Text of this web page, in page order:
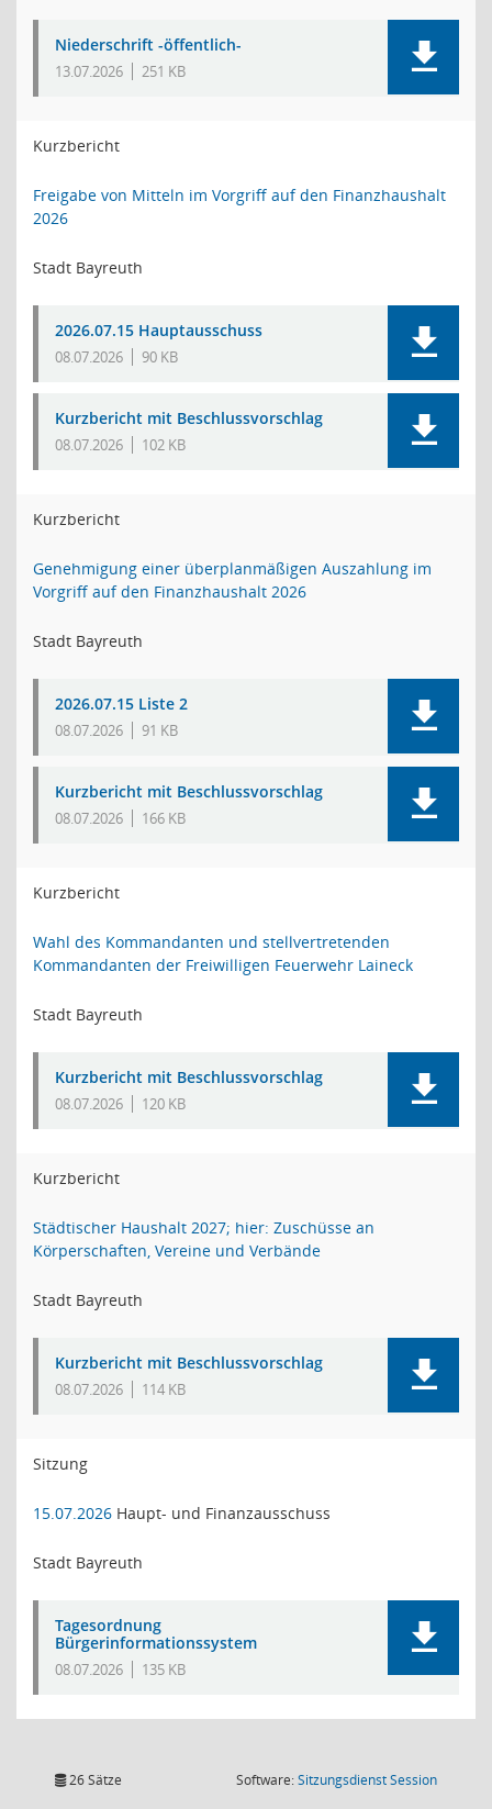
Niederschrift -öffentlich-
13.07.2026 251 KB
Kurzbericht
Freigabe von Mitteln im Vorgriff auf den Finanzhaushalt
2026
Stadt Bayreuth
2026.07.15 Hauptausschuss
08.07.2026 90 KB
Kurzbericht mit Beschlussvorschlag
08.07.2026 102 KB
Kurzbericht
Genehmigung einer überplanmäßigen Auszahlung im
Vorgriff auf den Finanzhaushalt 2026
Stadt Bayreuth
2026.07.15 Liste 2
08.07.2026 91 KB
Kurzbericht mit Beschlussvorschlag
08.07.2026 166 KB
Kurzbericht
Wahl des Kommandanten und stellvertretenden
Kommandanten der Freiwilligen Feuerwehr Laineck
Stadt Bayreuth
Kurzbericht mit Beschlussvorschlag
08.07.2026 120 KB
Kurzbericht
Städtischer Haushalt 2027; hier: Zuschüsse an
Körperschaften, Vereine und Verbände
Stadt Bayreuth
Kurzbericht mit Beschlussvorschlag
08.07.2026 114 KB
Sitzung
15.07.2026 Haupt- und Finanzausschuss
Stadt Bayreuth
Tagesordnung
Bürgerinformationssystem
08.07.2026 135 KB
26 Sätze Software:SitzungsdienstSession(Wird in